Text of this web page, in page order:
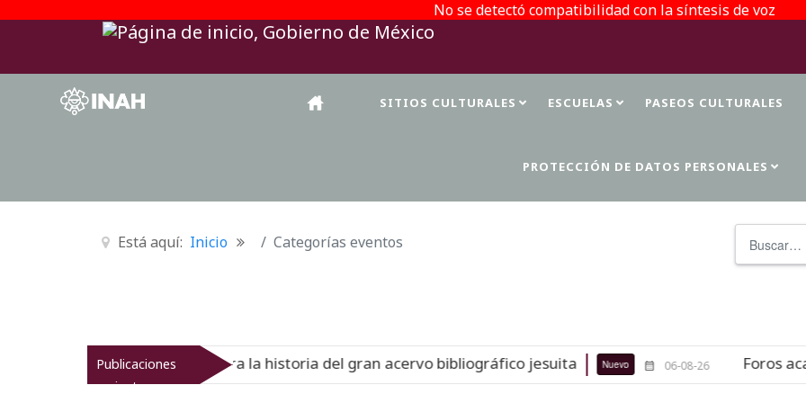
No se detectó compatibilidad con la síntesis de voz
SITIOS CULTURALES ESCUELAS PASEOS CULTURALES
PROTECCIÓN DE DATOS PERSONALES
Está aquí: Inicio Categorías eventos
Publicaciones
recientes
del Virreinato muestra la historia del gran acervo bibliográfico jesuita Nuevo 06-08-26 Foros